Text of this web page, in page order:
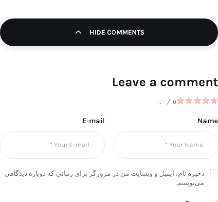
HIDE COMMENTS
Leave a comment
۰.۰ / ۵
Name
E-mail
ذخیره نام، ایمیل و وبسایت من در مرورگر برای زمانی که دوباره دیدگاهی
می‌نویسم.